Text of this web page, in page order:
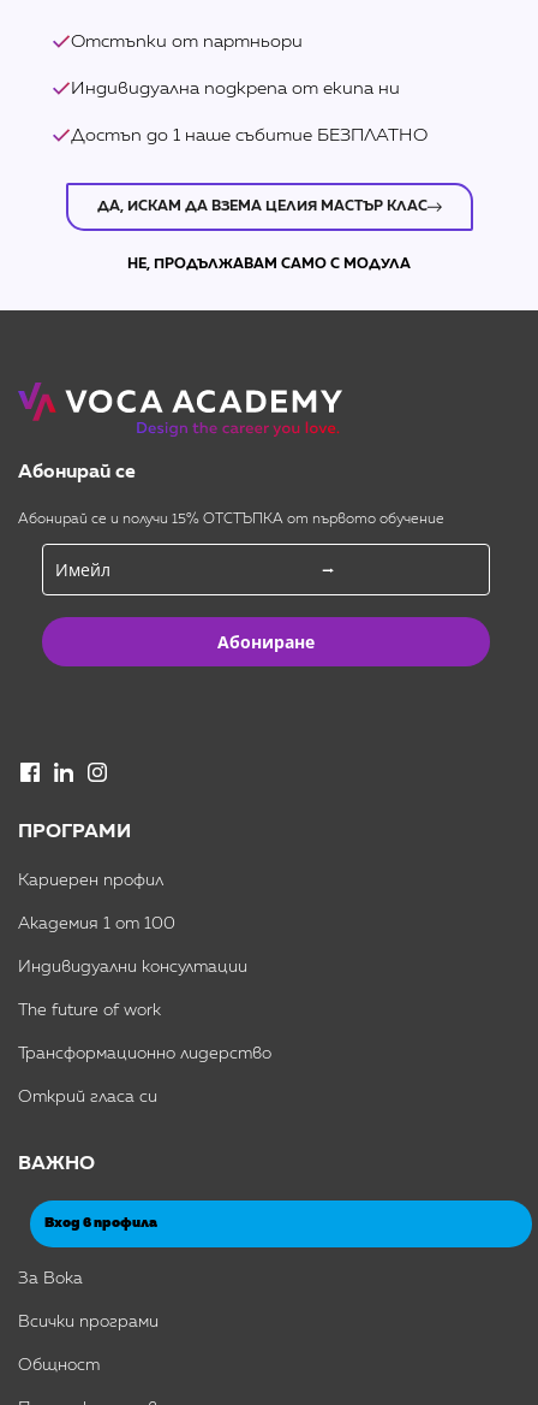
Отстъпки от партньори
Индивидуална подкрепа от екипа ни
Достъп до 1 наше събитие БЕЗПЛАТНО
ДА, ИСКАМ ДА ВЗЕМА ЦЕЛИЯ МАСТЪР КЛАС
НЕ, ПРОДЪЛЖАВАМ САМО С МОДУЛА
Абонирай се
Абонирай се и получи 15% ОТСТЪПКА от първото обучение
Абониране
ПРОГРАМИ
Кариерен профил
Академия 1 от 100
Индивидуални консултации
The future of work
Трансформационно лидерство
Открий гласа си
ВАЖНО
Вход в профила
За Вока
Всички програми
Общност